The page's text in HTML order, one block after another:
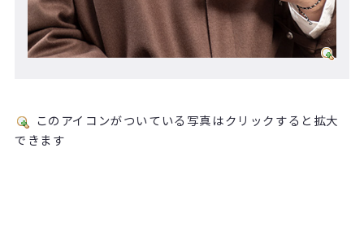
このアイコンがついている写真はクリックすると拡大
できます